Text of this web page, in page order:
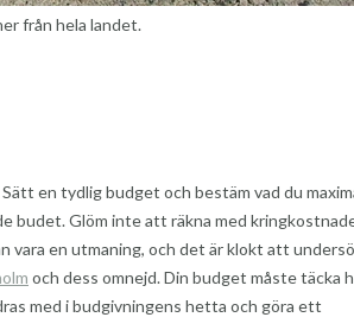
från hela landet.
en tydlig budget och bestäm vad du
budet. Glöm inte att räkna med
en utmaning, och det är klokt att
och dess omnejd. Din budget måste täcka
med i budgivningens hetta och göra ett